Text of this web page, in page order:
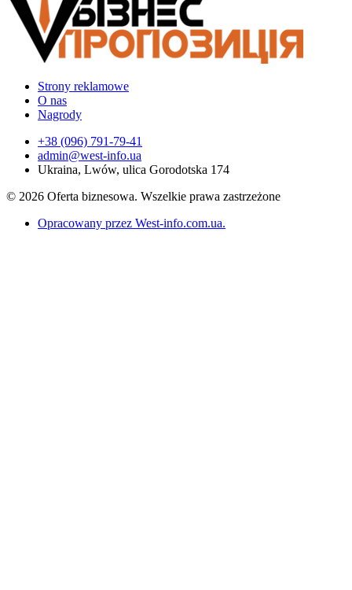
Strony reklamowe
O nas
Nagrody
+38 (096) 791-79-41
admin@west-info.ua
Ukraina, Lwów, ulica Gorodotska 174
© 2026 Oferta biznesowa. Wszelkie prawa zastrzeżone
Opracowany przez West-info.com.ua.